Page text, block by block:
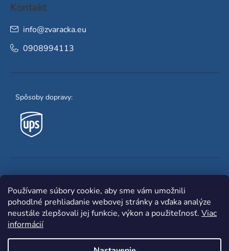
Používame súbory cookie, aby sme vám umožnili
pohodlné prehliadanie webovej stránky a vďaka analýze
neustále zlepšovali jej funkcie, výkon a použiteľnosť. Viac
informácií
Kontakt
info@zvaracka.eu
0908994113
Spôsoby dopravy: